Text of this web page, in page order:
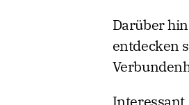
Darüber
entdecken
Interessant